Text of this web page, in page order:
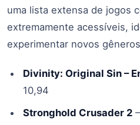
uma lista extensa de jogos
extremamente acessíveis,
experimentar novos
Divinity: Original Sin –
10,94
Stronghold Crusader 2–